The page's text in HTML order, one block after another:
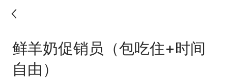
鲜羊奶促销员（包吃住+时间
自由）